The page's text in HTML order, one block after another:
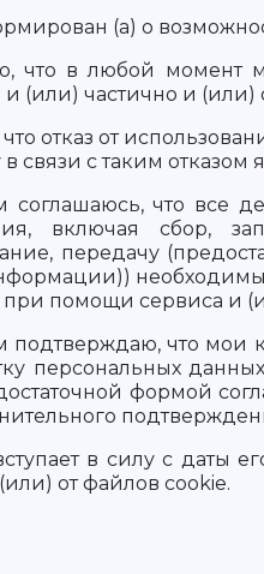
(а) о
что в любой момент
и (или) частично и
отказ от
связи с таким
соглашаюсь, что все
включая сбор,
передачу
необходимы
при помощи сервиса и
подтверждаю, что мои
персональных
формой
в силу с даты
от файлов cookie.